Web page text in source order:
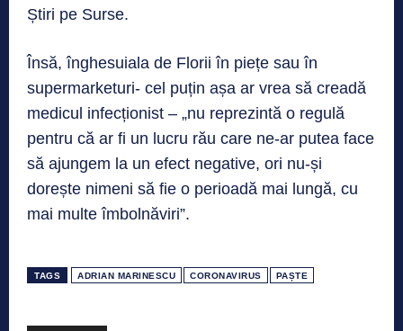
Știri pe Surse.
Însă, înghesuiala de Florii în piețe sau în
supermarketuri- cel puțin așa ar vrea să creadă
medicul infecționist – „nu reprezintă o regulă
pentru că ar fi un lucru rău care ne-ar putea face
să ajungem la un efect negative, ori nu-și
dorește nimeni să fie o perioadă mai lungă, cu
mai multe îmbolnăviri”.
TAGS ADRIAN MARINESCU CORONAVIRUS PAȘTE